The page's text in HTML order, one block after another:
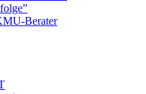
Berater